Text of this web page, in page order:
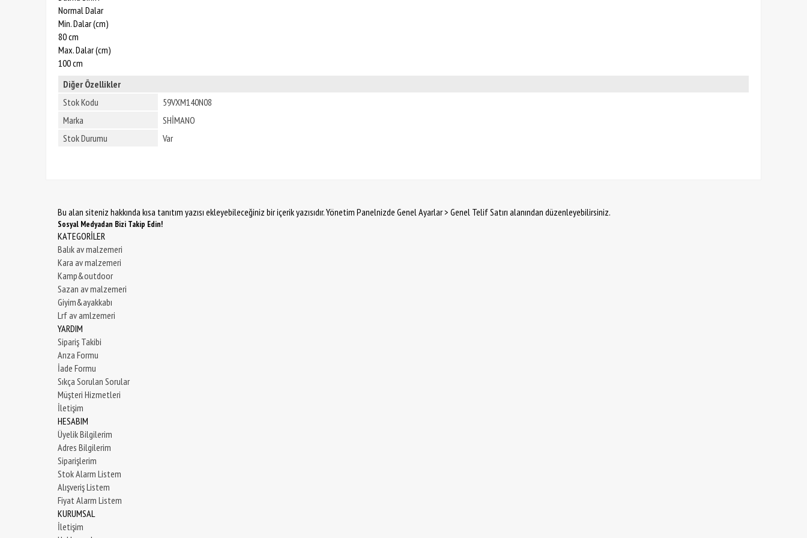
Normal Dalar
Min. Dalar (cm)
80 cm
Max. Dalar (cm)
100 cm
Diğer Özellikler
Stok Kodu
59VXM140N08
Marka
SHİMANO
Stok Durumu
Var
Bu alan siteniz hakkında kısa tanıtım yazısı ekleyebileceğiniz bir içerik yazısıdır. Yönetim Panelnizde Genel Ayarlar > Genel Telif Satırı alanından düzenleyebilirsiniz.
Sosyal Medyadan Bizi Takip Edin!
KATEGORİLER
Balık av malzemeri
Kara av malzemeri
Kamp&outdoor
Sazan av malzemeri
Giyim&ayakkabı
Lrf av amlzemeri
YARDIM
Sipariş Takibi
Arıza Formu
İade Formu
Sıkça Sorulan Sorular
Müşteri Hizmetleri
İletişim
HESABIM
Üyelik Bilgilerim
Adres Bilgilerim
Siparişlerim
Stok Alarm Listem
Alışveriş Listem
Fiyat Alarm Listem
KURUMSAL
İletişim